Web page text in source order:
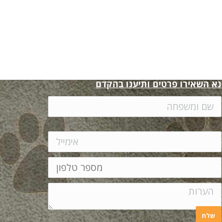
נא השאירו פרטים ותיענו בהקדם